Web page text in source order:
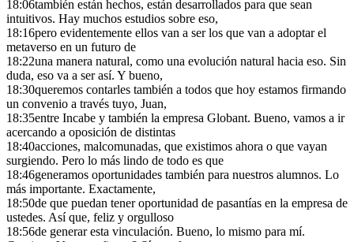
18:06también están hechos, están desarrollados para que sean
intuitivos. Hay muchos estudios sobre eso,
18:16pero evidentemente ellos van a ser los que van a adoptar el
metaverso en un futuro de
18:22una manera natural, como una evolución natural hacia eso. Sin
duda, eso va a ser así. Y bueno,
18:30queremos contarles también a todos que hoy estamos firmando
un convenio a través tuyo, Juan,
18:35entre Incabe y también la empresa Globant. Bueno, vamos a ir
acercando a oposición de distintas
18:40acciones, malcomunadas, que existimos ahora o que vayan
surgiendo. Pero lo más lindo de todo es que
18:46generamos oportunidades también para nuestros alumnos. Lo
más importante. Exactamente,
18:50de que puedan tener oportunidad de pasantías en la empresa de
ustedes. Así que, feliz y orgulloso
18:56de generar esta vinculación. Bueno, lo mismo para mí.